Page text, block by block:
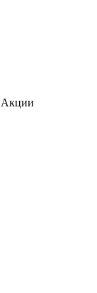
Акции